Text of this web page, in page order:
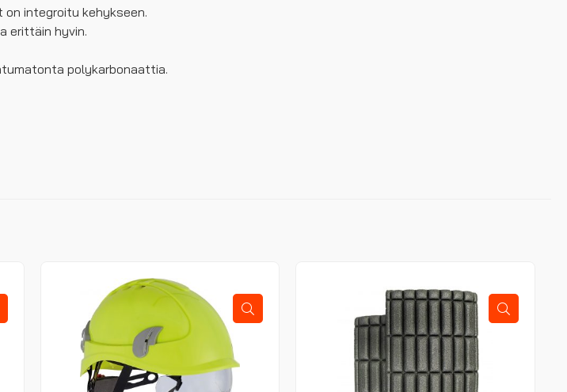
on integroitu kehykseen.
erittäin hyvin.
polykarbonaattia.